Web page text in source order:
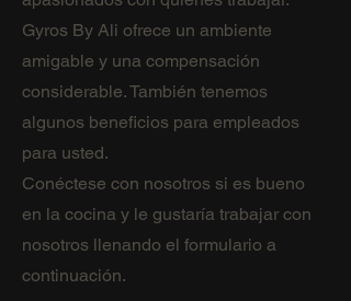
Gyros By Ali ofrece un ambiente
amigable y una compensación
considerable. También tenemos
algunos beneficios para empleados
para usted.
Conéctese con nosotros si es bueno
en la cocina y le gustaría trabajar con
nosotros llenando el formulario a
continuación.